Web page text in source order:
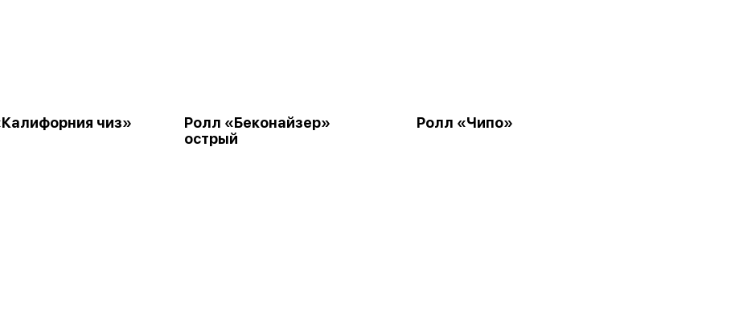
чиз»
Ролл «Беконайзер»
острый
Ролл «Чипо»